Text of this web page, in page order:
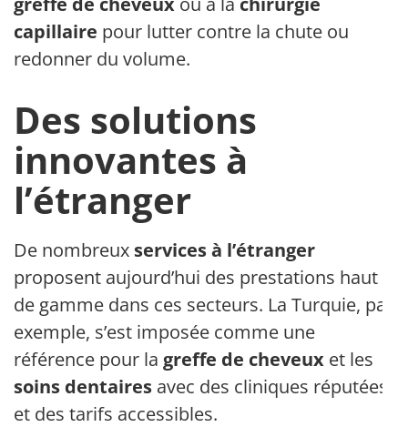
capillaire pour lutter contre la chute ou
redonner du volume.
Des solutions
innovantes à
l’étranger
De nombreux services à l’étranger
proposent aujourd’hui des prestations haut
de gamme dans ces secteurs. La Turquie, par
exemple, s’est imposée comme une
référence pour la greffe de cheveux et les
soins dentaires avec des cliniques réputées
et des tarifs accessibles.